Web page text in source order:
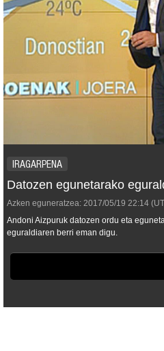
IRAGARPENA
Datozen egunetarako
Azken eguneratzea: 2017/05/19 22:14
Andoni Aizpuruk datozen ordu eta
eguraldiaren berri eman digu.